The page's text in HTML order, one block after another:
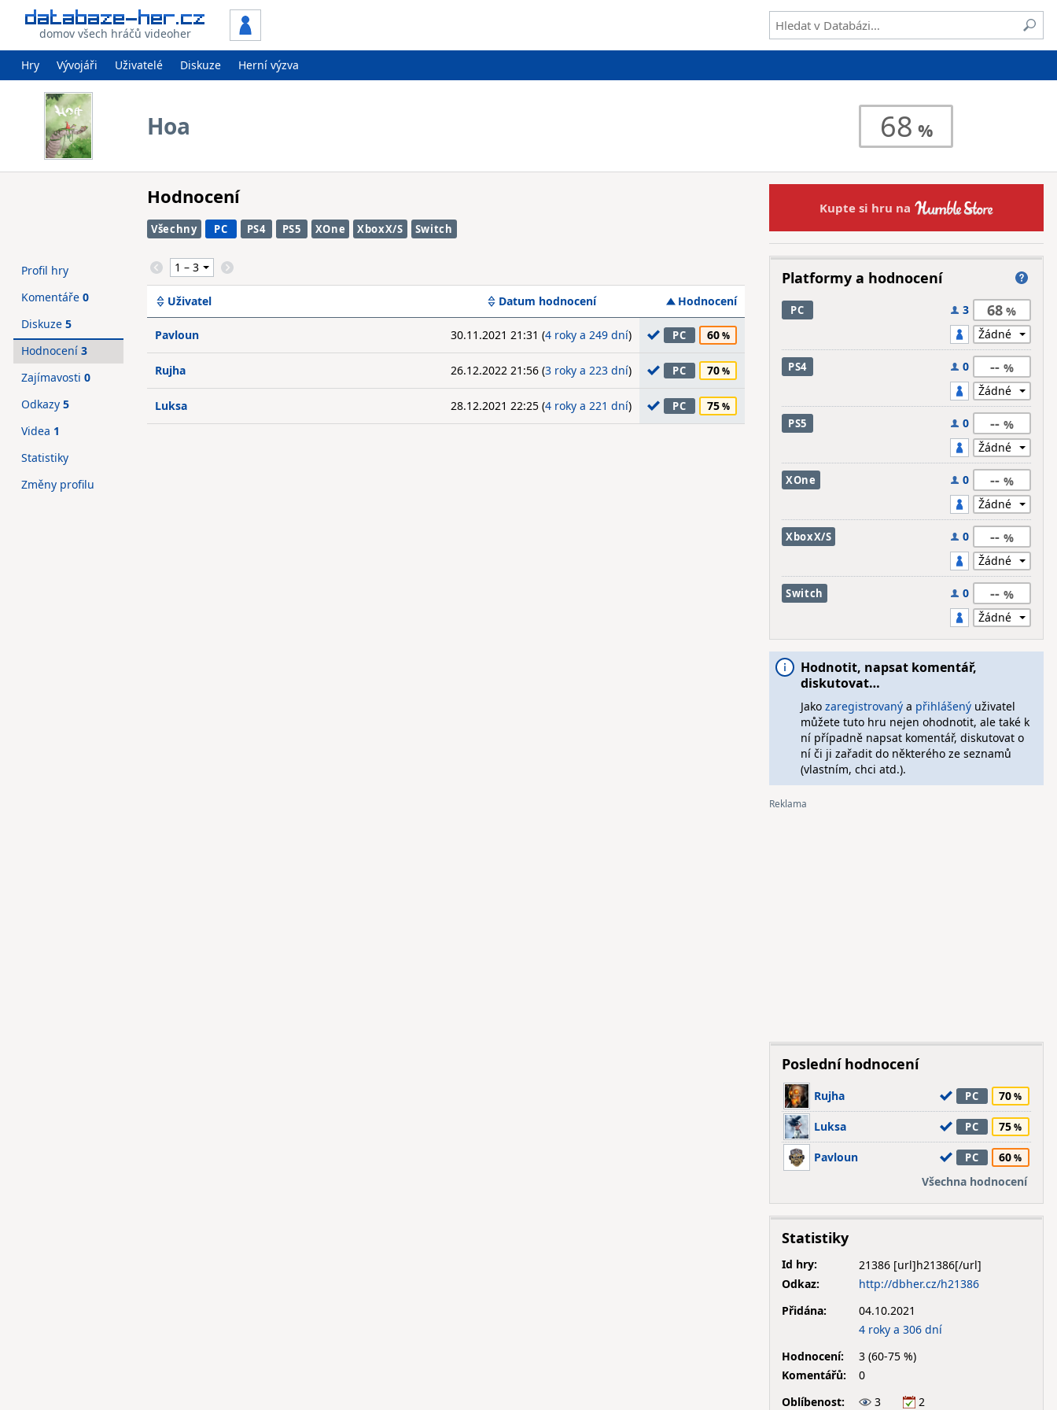
domov všech hráčů videoher
Hry Vývojáři Uživatelé Diskuze Herní výzva
Hoa 68
Hodnocení
Všechny PC PS4 PS5 XOne XboxX/S Switch
Uživatel Datum hodnocení Hodnocení
Pavloun 30.11.2021 21:31 (4 roky a 249 dní) PC 60
Rujha 26.12.2022 21:56 (3 roky a 223 dní) PC 70
Luksa 28.12.2021 22:25 (4 roky a 221 dní) PC 75
Profil hry
Komentáře 0
Diskuze 5
Hodnocení 3
Zajímavosti 0
Odkazy 5
Videa 1
Statistiky
Změny profilu
Kupte si hru na
Platformy a hodnocení
PC 3 68
PS4 0 --
PS5 0 --
XOne 0 --
XboxX/S 0 --
Switch 0 --
Hodnotit, napsat komentář,
diskutovat…
Jako zaregistrovanýa přihlášenýuživatel
můžete tuto hru nejen ohodnotit, ale také k
ní případně napsat komentář, diskutovat o
ní či ji zařadit do některého ze seznamů
(vlastním, chci atd.).
Poslední hodnocení
Rujha PC 70
Luksa PC 75
Pavloun PC
60
Všechna hodnocení
Statistiky
Id hry:
21386
Odkaz:
http://dbher.cz/h21386
Přidána:
04.10.2021
4 roky a 306 dní
Hodnocení:
3 (60-75 %)
Komentářů:
0
Oblíbenost:
3 2